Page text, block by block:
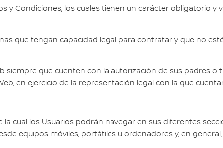
y Condiciones, los cuales tienen un carácter obligatorio y
que tengan capacidad legal para contratar y que no
siempre que cuenten con la autorización de sus padres o
en ejercicio de la representación legal con la que
cual los Usuarios podrán navegar en sus diferentes
equipos móviles, portátiles u ordenadores y, en